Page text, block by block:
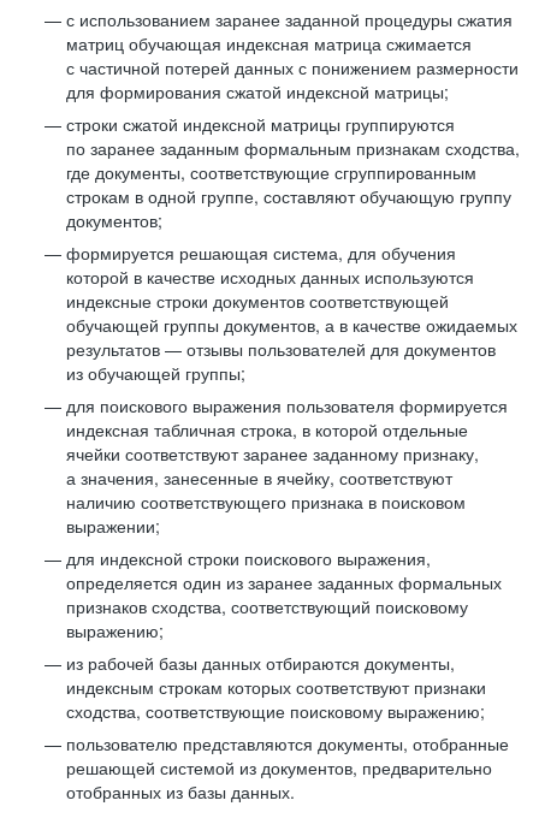
с использованием заранее заданной процедуры сжатия
матриц обучающая индексная матрица сжимается
с частичной потерей данных с понижением размерности
для формирования сжатой индексной матрицы;
строки сжатой индексной матрицы группируются
по заранее заданным формальным признакам сходства,
где документы, соответствующие сгруппированным
строкам в одной группе, составляют обучающую группу
документов;
формируется решающая система, для обучения
которой в качестве исходных данных используются
индексные строки документов соответствующей
обучающей группы документов, а в качестве ожидаемых
результатов — отзывы пользователей для документов
из обучающей группы;
для поискового выражения пользователя формируется
индексная табличная строка, в которой отдельные
ячейки соответствуют заранее заданному признаку,
а значения, занесенные в ячейку, соответствуют
наличию соответствующего признака в поисковом
выражении;
для индексной строки поискового выражения,
определяется один из заранее заданных формальных
признаков сходства, соответствующий поисковому
выражению;
из рабочей базы данных отбираются документы,
индексным строкам которых соответствуют признаки
сходства, соответствующие поисковому выражению;
пользователю представляются документы, отобранные
решающей системой из документов, предварительно
отобранных из базы данных.